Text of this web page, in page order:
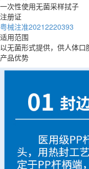
一次性使用无菌采样拭子
注册证
粤械注准20212220393
适用范围
以无菌形式提供，供人体
产品优势